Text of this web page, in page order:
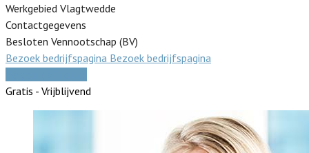
Werkgebied Vlagtwedde
Contactgegevens
Besloten Vennootschap (BV)
Bezoek bedrijfspagina Bezoek bedrijfspagina
Gratis - Vrijblijvend